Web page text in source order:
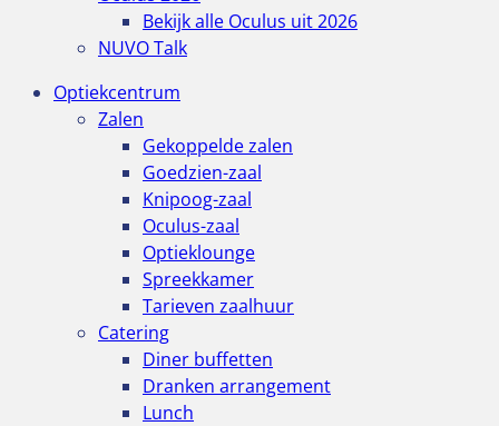
Bekijk alle Oculus uit 2026
NUVO Talk
Optiekcentrum
Zalen
Gekoppelde zalen
Goedzien-zaal
Knipoog-zaal
Oculus-zaal
Optieklounge
Spreekkamer
Tarieven zaalhuur
Catering
Diner buffetten
Dranken arrangement
Lunch